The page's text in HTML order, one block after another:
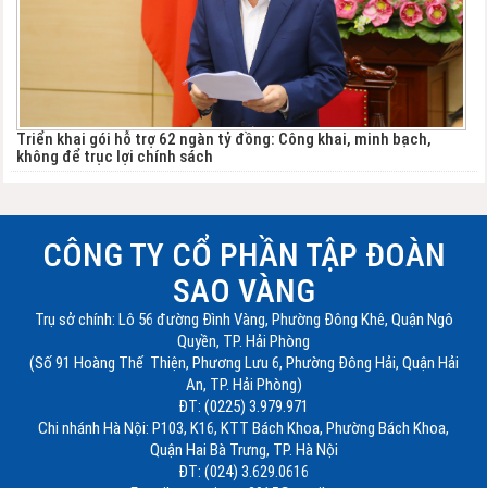
Triển khai gói hỗ trợ 62 ngàn tỷ đồng: Công khai, minh bạch,
không để trục lợi chính sách
CÔNG TY CỔ PHẦN TẬP ĐOÀN
SAO VÀNG
Trụ sở chính: Lô 56 đường Đình Vàng, Phường Đông Khê, Quận Ngô
Quyền, TP. Hải Phòng
(Số 91 Hoàng Thế Thiện, Phương Lưu 6, Phường Đông Hải, Quận Hải
An, TP. Hải Phòng)
ĐT: (0225) 3.979.971
Chi nhánh Hà Nội: P103, K16, KTT Bách Khoa, Phường Bách Khoa,
Quận Hai Bà Trưng, TP. Hà Nội
ĐT: (024) 3.629.0616